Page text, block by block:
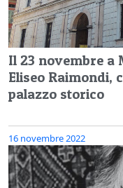
Il 23 novembre a
Eliseo Raimondi,
palazzo storico
16 novembre 2022